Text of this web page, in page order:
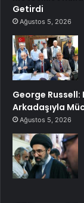
Getirdi
Ağustos 5, 2026
George Russell:
Arkadaşıyla
Ağustos 5, 2026